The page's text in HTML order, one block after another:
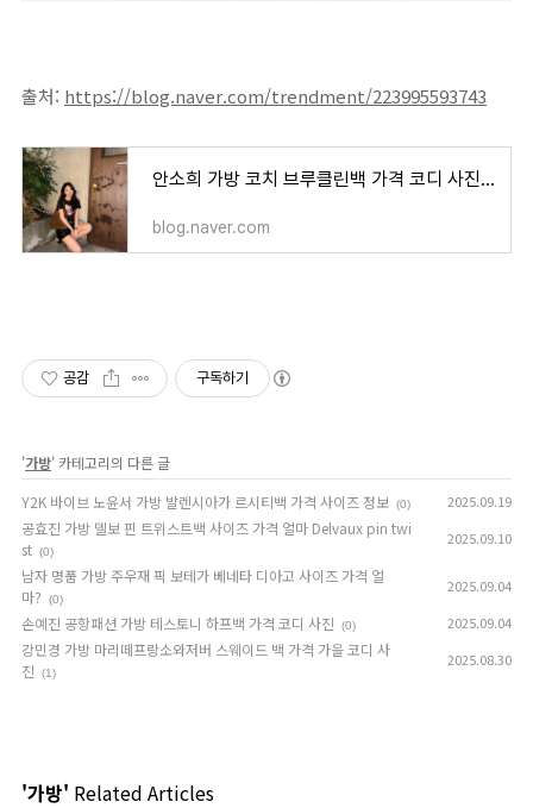
출처: https://blog.naver.com/trendment/223995593743
안소희 가방 코치 브루클린백 가격 코디 사진 보기 💖
blog.naver.com
공감 구독하기
'가방' 카테고리의 다른 글
Y2K 바이브 노윤서 가방 발렌시아가 르시티백 가격 사이즈 정보 (0) 2025.09.19
공효진 가방 델보 핀 트위스트백 사이즈 가격 얼마 Delvaux pin twi
st (0)
2025.09.10
남자 명품 가방 주우재 픽 보테가 베네타 디아고 사이즈 가격 얼
마?
(0)
2025.09.04
손예진 공항패션 가방 테스토니 하프백 가격 코디 사진 (0) 2025.09.04
강민경 가방 마리떼프랑소와저버 스웨이드 백 가격 가을 코디 사
진
(1)
2025.08.30
'가방' Related Articles